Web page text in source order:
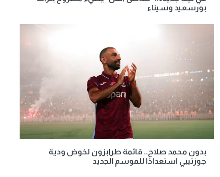
بورسعيد وسيناء
بدون محمد صلاح.. قائمة طرابزون لخوض ودية
جوزتيبي استعدادًا للموسم الجديد